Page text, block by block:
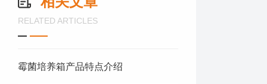
RELATED ARTICLES
霉菌培养箱产品特点介绍